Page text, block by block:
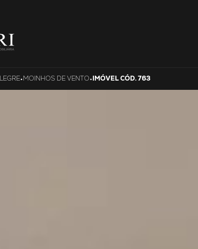
•MOINHOS DE VENTO•IMÓVEL CÓD. 763